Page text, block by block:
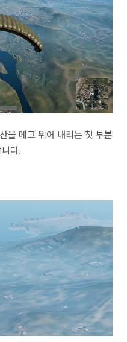
을 메고 뛰어 내리는 첫 부분
다.